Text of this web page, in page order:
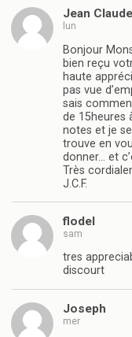
Jean Claude
lun
Bonjour
bien reçu
haute
pas vue
sais
de 15heures
notes et je
trouve en
donner… et
Très
J.C.F.
flodel
sam
tres
discourt
Joseph
mer